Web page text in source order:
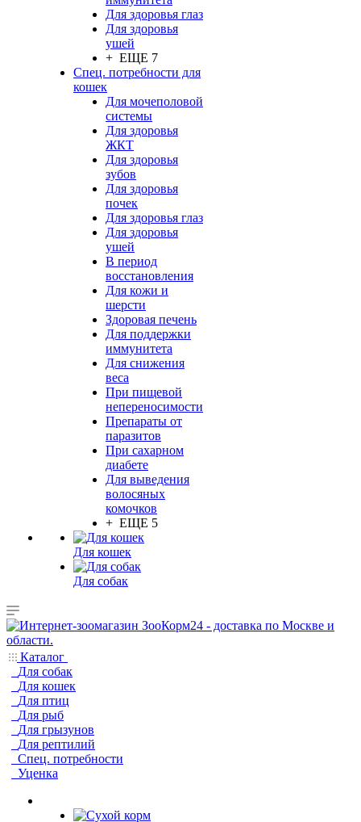
Для здоровья глаз
Для здоровья
ушей
+ ЕЩЕ 7
Спец. потребности для
кошек
Для мочеполовой
системы
Для здоровья
ЖКТ
Для здоровья
зубов
Для здоровья
почек
Для здоровья глаз
Для здоровья
ушей
В период
восстановления
Для кожи и
шерсти
Здоровая печень
Для поддержки
иммунитета
Для снижения
веса
При пищевой
непереносимости
Препараты от
паразитов
При сахарном
диабете
Для выведения
волосяных
комочков
+ ЕЩЕ 5
Для кошек
Для собак
Каталог
Для собак
Для кошек
Для птиц
Для рыб
Для грызунов
Для рептилий
Спец. потребности
Уценка